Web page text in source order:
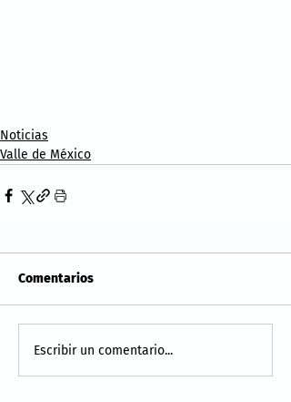
Noticias
Valle de México
Comentarios
Escribir un comentario...